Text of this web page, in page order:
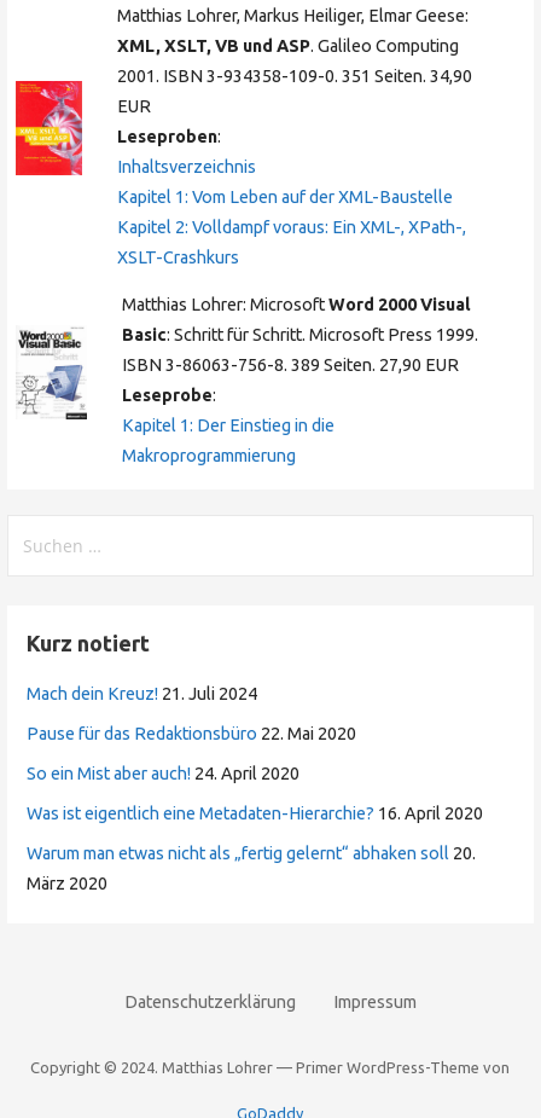
Matthias Lohrer, Markus Heiliger, Elmar Geese:
XML, XSLT, VB und ASP. Galileo Computing
2001. ISBN 3-934358-109-0. 351 Seiten. 34,90
EUR
Leseproben:
Inhaltsverzeichnis
Kapitel 1: Vom Leben auf der XML-Baustelle
Kapitel 2: Volldampf voraus: Ein XML-, XPath-,
XSLT-Crashkurs
Matthias Lohrer: MicrosoftWord 2000 Visual
Basic: Schritt für Schritt. Microsoft Press 1999.
ISBN 3-86063-756-8. 389 Seiten. 27,90 EUR
Leseprobe:
Kapitel 1: Der Einstieg in die
Makroprogrammierung
nach:
Kurz notiert
Mach dein Kreuz! 21. Juli 2024
Pause für das Redaktionsbüro 22. Mai 2020
So ein Mist aber auch! 24. April 2020
Was ist eigentlich eine Metadaten-Hierarchie? 16. April 2020
Warum man etwas nicht als „fertig gelernt“ abhaken soll 20.
März 2020
Datenschutzerklärung Impressum
Copyright © 2024. Matthias Lohrer — Primer WordPress-Theme von
GoDaddy